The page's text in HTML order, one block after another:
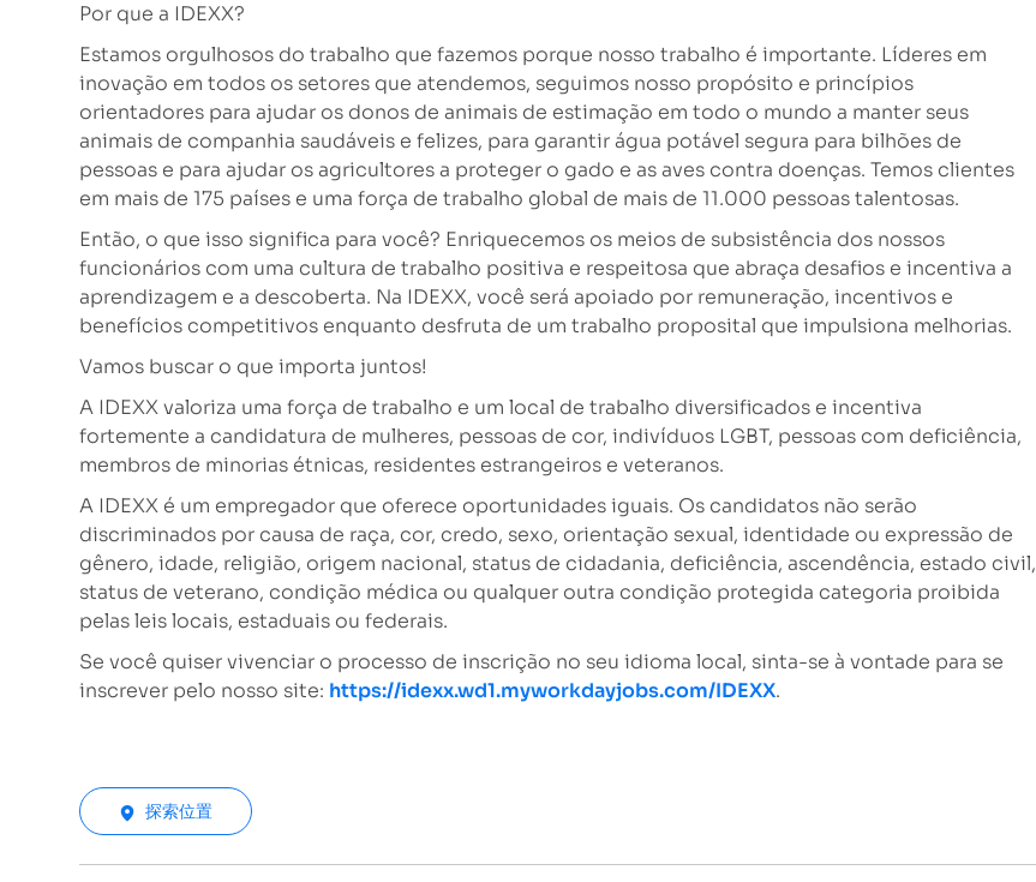
Por que a IDEXX?
Estamos orgulhosos do trabalho que fazemos porque nosso trabalho é importante. Líderes em
inovação em todos os setores que atendemos, seguimos nosso propósito e princípios
orientadores para ajudar os donos de animais de estimação em todo o mundo a manter seus
animais de companhia saudáveis ​​e felizes, para garantir água potável segura para bilhões de
pessoas e para ajudar os agricultores a proteger o gado e as aves contra doenças. Temos clientes
em mais de 175 países e uma força de trabalho global de mais de 11.000 pessoas talentosas.
Então, o que isso significa para você? Enriquecemos os meios de subsistência dos nossos
funcionários com uma cultura de trabalho positiva e respeitosa que abraça desafios e incentiva a
aprendizagem e a descoberta. Na IDEXX, você será apoiado por remuneração, incentivos e
benefícios competitivos enquanto desfruta de um trabalho proposital que impulsiona melhorias.
Vamos buscar o que importa juntos!
A IDEXX valoriza uma força de trabalho e um local de trabalho diversificados e incentiva
fortemente a candidatura de mulheres, pessoas de cor, indivíduos LGBT, pessoas com deficiência,
membros de minorias étnicas, residentes estrangeiros e veteranos.
A IDEXX é um empregador que oferece oportunidades iguais. Os candidatos não serão
discriminados por causa de raça, cor, credo, sexo, orientação sexual, identidade ou expressão de
gênero, idade, religião, origem nacional, status de cidadania, deficiência, ascendência, estado civil,
status de veterano, condição médica ou qualquer outra condição protegida categoria proibida
pelas leis locais, estaduais ou federais.
Se você quiser vivenciar o processo de inscrição no seu idioma local, sinta-se à vontade para se
inscrever pelo nosso site: https://idexx.wd1.myworkdayjobs.com/IDEXX.
探索位置